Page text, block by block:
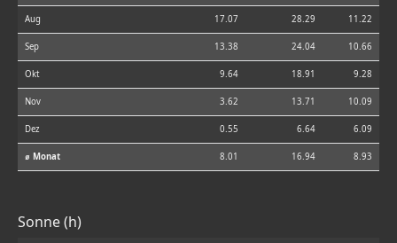
Aug 17.07 28.29 11.22
Sep 13.38 24.04 10.66
Okt 9.64 18.91 9.28
Nov 3.62 13.71 10.09
Dez 0.55 6.64 6.09
⌀ Monat 8.01 16.94 8.93
Sonne (h)